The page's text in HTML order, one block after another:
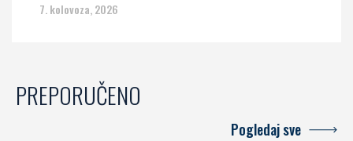
7. kolovoza, 2026
PREPORUČENO
Pogledaj sve